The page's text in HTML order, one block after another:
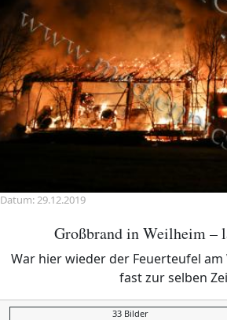
Datum: 29.12.2019
Großbrand in Weilheim –
War hier wieder der Feuerteufel
fast zur selben
33 Bilder